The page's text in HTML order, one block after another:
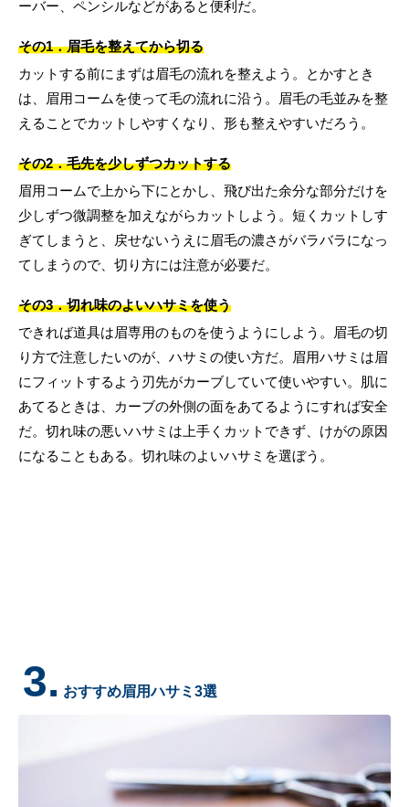
ーバー、ペンシルなどがあると便利だ。
その1．眉毛を整えてから切る
カットする前にまずは眉毛の流れを整えよう。とかすとき
は、眉用コームを使って毛の流れに沿う。眉毛の毛並みを整
えることでカットしやすくなり、形も整えやすいだろう。
その2．毛先を少しずつカットする
眉用コームで上から下にとかし、飛び出た余分な部分だけを
少しずつ微調整を加えながらカットしよう。短くカットしす
ぎてしまうと、戻せないうえに眉毛の濃さがバラバラになっ
てしまうので、切り方には注意が必要だ。
その3．切れ味のよいハサミを使う
できれば道具は眉専用のものを使うようにしよう。眉毛の切
り方で注意したいのが、ハサミの使い方だ。眉用ハサミは眉
にフィットするよう刃先がカーブしていて使いやすい。肌に
あてるときは、カーブの外側の面をあてるようにすれば安全
だ。切れ味の悪いハサミは上手くカットできず、けがの原因
になることもある。切れ味のよいハサミを選ぼう。
3. おすすめ眉用ハサミ3選